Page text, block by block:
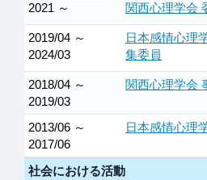
2021 ～
関西心理学会
2019/04 ～
2024/03
日本感情心理
集委員
2018/04 ～
2019/03
関西心理学会
2013/06 ～
2017/06
日本感情心理
社会における活動